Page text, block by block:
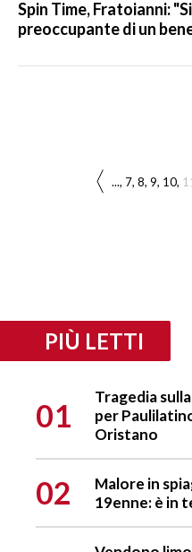
Spin Time, Fratoianni:
preoccupante di un
... 7 8 9 10
PIÙ LETTI
01
Tragedia
per
Oristano
02
Malore in
19enne: è in